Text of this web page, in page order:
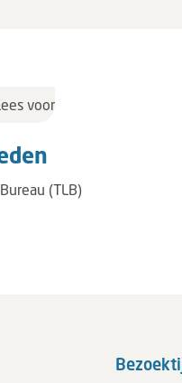
voor
(TLB)